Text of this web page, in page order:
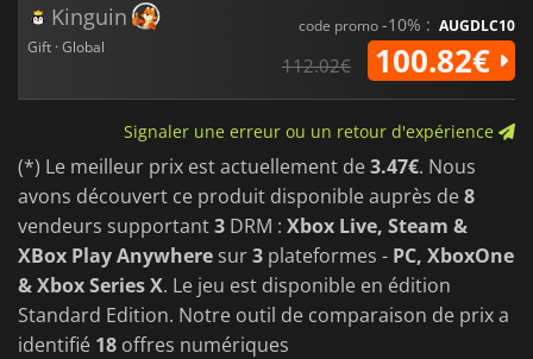
Kinguin
Gift · Global
code promo-10% : AUGDLC10
112.02€ 100.82€
Signaler une erreur ou un retour d'expérience
(*) Le meilleur prix est actuellement de3.47€. Nous
avons découvert ce produit disponible auprès de8
vendeurs supportant3 DRM : Xbox Live, Steam &
XBox Play Anywhere sur3 plateformes - PC, XboxOne
& Xbox Series X. Le jeu est disponible en édition
Standard Edition. Notre outil de comparaison de prix a
identifié 18 offres numériques